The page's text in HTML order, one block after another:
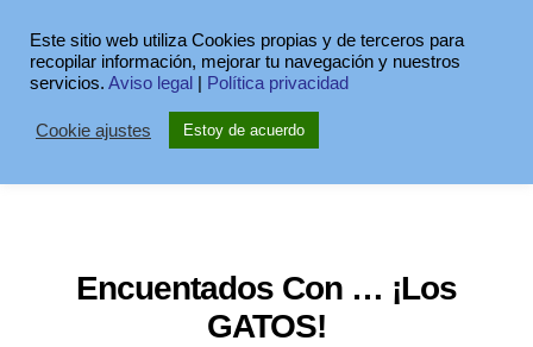
Encuentados Con … ¡los
GATOS!
Este sitio web utiliza Cookies propias y de terceros para
recopilar información, mejorar tu navegación y nuestros
servicios. Aviso legal Política privacidad
Cookie ajustes Estoy de acuerdo